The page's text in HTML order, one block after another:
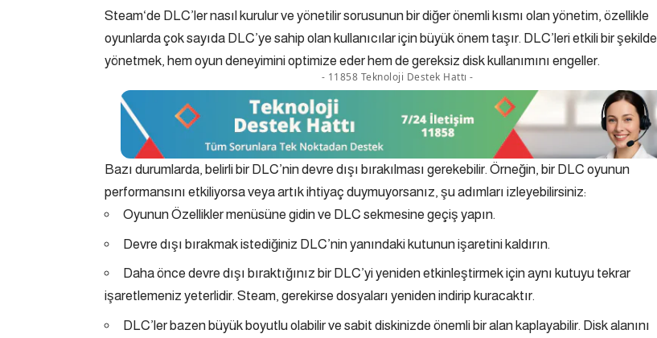
Steam‘de DLC’ler nasıl kurulur ve yönetilir sorusunun bir diğer önemli kısmı olan yönetim, özellikle
oyunlarda çok sayıda DLC’ye sahip olan kullanıcılar için büyük önem taşır. DLC’leri etkili bir şekilde
yönetmek, hem oyun deneyimini optimize eder hem de gereksiz disk kullanımını engeller.
- 11858 Teknoloji Destek Hattı -
Bazı durumlarda, belirli bir DLC’nin devre dışı bırakılması gerekebilir. Örneğin, bir DLC oyunun
performansını etkiliyorsa veya artık ihtiyaç duymuyorsanız, şu adımları izleyebilirsiniz:
Oyunun Özellikler menüsüne gidin ve DLC sekmesine geçiş yapın.
Devre dışı bırakmak istediğiniz DLC’nin yanındaki kutunun işaretini kaldırın.
Daha önce devre dışı bıraktığınız bir DLC’yi yeniden etkinleştirmek için aynı kutuyu tekrar
işaretlemeniz yeterlidir. Steam, gerekirse dosyaları yeniden indirip kuracaktır.
DLC’ler bazen büyük boyutlu olabilir ve sabit diskinizde önemli bir alan kaplayabilir. Disk alanını